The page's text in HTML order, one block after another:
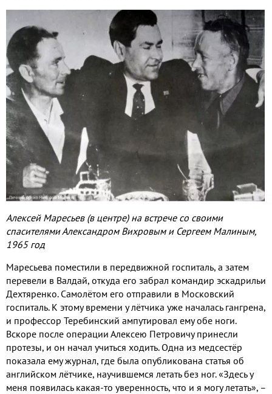
Алексей Маресьев (в центре) на встрече со своими
спасителями Александром Вихровым и Сергеем Малиным,
1965 год
Маресьева поместили в передвижной госпиталь, а затем
перевели в Валдай, откуда его забрал командир эскадрильи
Дехтяренко. Самолётом его отправили в Московский
госпиталь. К этому времени у лётчика уже началась гангрена,
и профессор Теребинский ампутировал ему обе ноги.
Вскоре после операции Алексею Петровичу принесли
протезы, и он начал учиться ходить. Одна из медсестёр
показала ему журнал, где была опубликована статья об
английском лётчике, научившемся летать без ног. «Здесь у
меня появилась какая-то уверенность, что и я могу летать», –